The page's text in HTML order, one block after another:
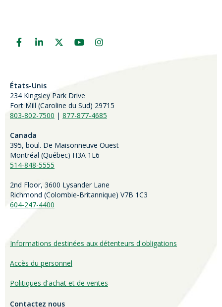
États-Unis
234 Kingsley Park Drive
Fort Mill (Caroline du Sud) 29715
803-802-7500 | 877-877-4685
Canada
395, boul. De Maisonneuve Ouest
Montréal (Québec) H3A 1L6
514-848-5555
2nd Floor, 3600 Lysander Lane
Richmond (Colombie-Britannique) V7B 1C3
604-247-4400
Informations destinées aux détenteurs d'obligations
Accès du personnel
Politiques d'achat et de ventes
Contactez nous